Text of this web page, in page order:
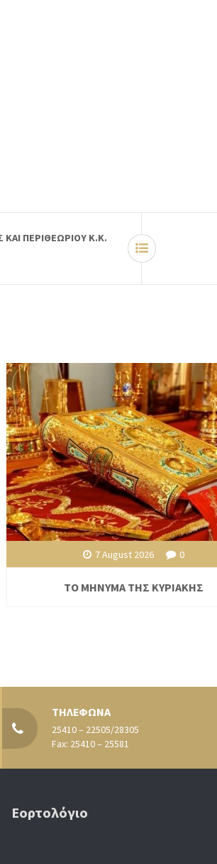
ΠΕΡΙΘΕΩΡΙΟΥ Κ.Κ.
7 August 2026 0
ΤΟ ΜΗΝΥΜΑ ΤΗΣ ΚΥΡΙΑΚΗΣ
ΤΗΛΕΦΩΝΑ
25410 – 22505/28305
Fax: 25410 – 25581
Εορτολόγιο